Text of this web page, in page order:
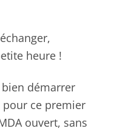
heure !
démarrer
pour ce premier
ouvert, sans